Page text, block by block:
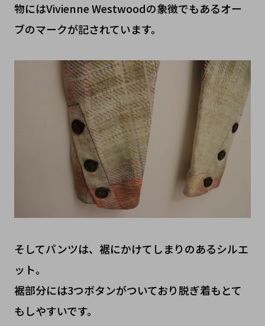
物にはVivienne Westwoodの象徴でもあるオー
ブのマークが記されています。
そしてパンツは、裾にかけてしまりのあるシルエ
ット。
裾部分には3つボタンがついており脱ぎ着もとて
もしやすいです。